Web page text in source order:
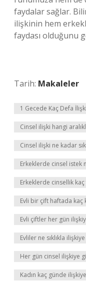
faydalar sağlar.
ilişkinin hem
faydası olduğunu
Tarih: Makaleler
1 Gecede Kaç Defa
Cinsel ilişki hangi
Cinsel ilişki ne kadar
Erkeklerde cinsel istek
Erkeklerde cinsellik
Evli bir çift haftada kaç
Evli çiftler her gün
Evliler ne sıklıkla
Her gün cinsel ilişkiye
Kadın kaç günde